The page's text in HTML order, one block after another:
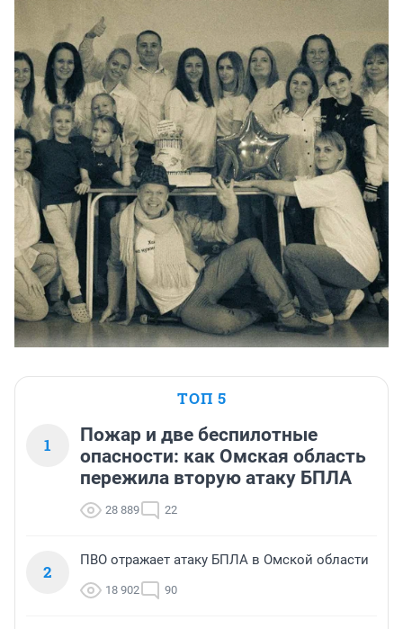
ТОП 5
1
Пожар и две беспилотные
опасности: как Омская область
пережила вторую атаку БПЛА
28 889 22
2
ПВО отражает атаку БПЛА в Омской области
18 902 90